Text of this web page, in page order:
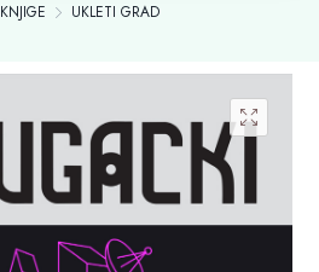
KNJIGE UKLETI GRAD